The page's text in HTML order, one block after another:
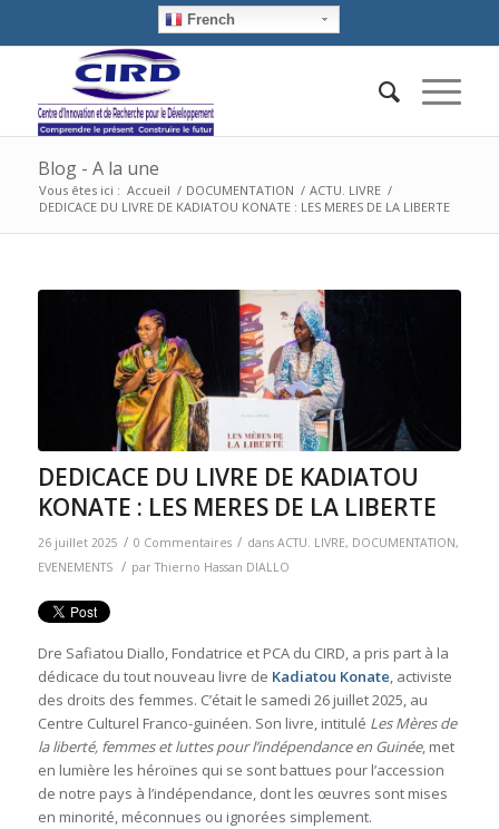
French
Blog - A la une
Vous êtes ici : Accueil / DOCUMENTATION / ACTU. LIVRE /
DEDICACE DU LIVRE DE KADIATOU KONATE : LES MERES DE LA LIBERTE
DEDICACE DU LIVRE DE KADIATOU
KONATE : LES MERES DE LA LIBERTE
26 juillet 2025 / 0 Commentaires / dans ACTU. LIVRE, DOCUMENTATION,
EVENEMENTS
/ parThierno Hassan DIALLO
Dre Safiatou Diallo, Fondatrice et PCA du CIRD, a pris part à la
dédicace du tout nouveau livre de Kadiatou Konate, activiste
des droits des femmes. C’était le samedi 26 juillet 2025, au
Centre Culturel Franco-guinéen. Son livre, intitulé Les Mères de
la liberté, femmes et luttes pour l’indépendance en Guinée, met
en lumière les héroïnes qui se sont battues pour l’accession
de notre pays à l’indépendance, dont les œuvres sont mises
en minorité, méconnues ou ignorées simplement.